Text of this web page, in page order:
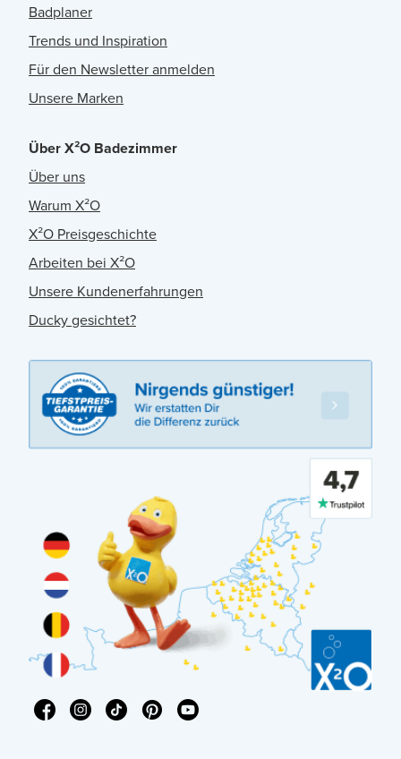
Badplaner
Trends und Inspiration
Für den Newsletter anmelden
Unsere Marken
Über X²O Badezimmer
Über uns
Warum X²O
X²O Preisgeschichte
Arbeiten bei X²O
Unsere Kundenerfahrungen
Ducky gesichtet?